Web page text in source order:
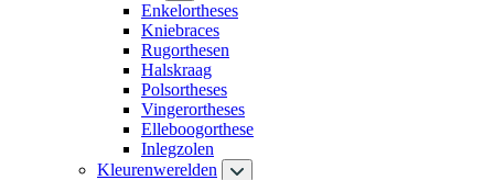
Enkelortheses
Kniebraces
Rugorthesen
Halskraag
Polsortheses
Vingerortheses
Elleboogorthese
Inlegzolen
Kleurenwerelden